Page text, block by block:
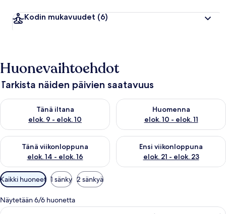
Kodin mukavuudet (6)
Huonevaihtoehdot
Tarkista näiden päivien saatavuus
Tänä iltana
elok. 9 - elok. 10
Tarkista tämän illan saatavuus elok. 9 - elok. 10
Huomenna
elok. 10 - elok. 11
Tarkista huomisen saatavuus
Tänä viikonloppuna
elok. 14 - elok. 16
Tarkista tämän viikonlopun saatavuus elok. 14 - elok. 16
Ensi viikonloppuna
elok. 21 - elok. 23
Tarkista ensi viikonlopun
Huoneille
saatavilla
olevia
suodattimia
Kaikki huoneet 1 sänky 2 sänkyä
Näytetään 6/6 huonetta
Hotellihuone, jossa on kaksi sänkyä,